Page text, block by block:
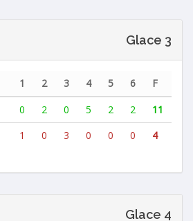
Glace 3
1 2 3 4 5 6
F
0 2 0 5 2 2
11
1 0 3 0 0 0 4
Glace 4